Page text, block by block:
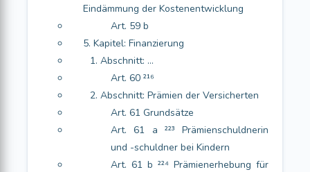
Eindämmung der Kostenentwicklung
Art. 59 b
5. Kapitel: Finanzierung
1. Abschnitt: …
Art. 60 ²¹⁶
2. Abschnitt: Prämien der Versicherten
Art. 61 Grundsätze
Art. 61 a ²²³ Prämienschuldnerin
und -schuldner bei Kindern
Art. 61 b ²²⁴ Prämienerhebung für